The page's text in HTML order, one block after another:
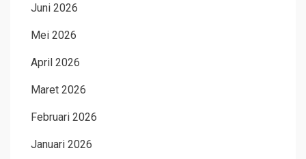
Juni 2026
Mei 2026
April 2026
Maret 2026
Februari 2026
Januari 2026